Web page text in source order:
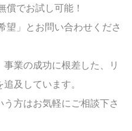
でお試し可能！
望」とお問い合わせくださ
業の成功に根差した、リ
及しています。
方はお気軽にご相談下さ